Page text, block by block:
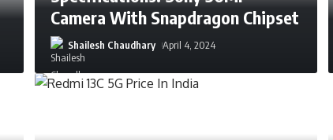
Camera With Snapdragon Chipset
Shailesh Chaudhary April 4, 2024